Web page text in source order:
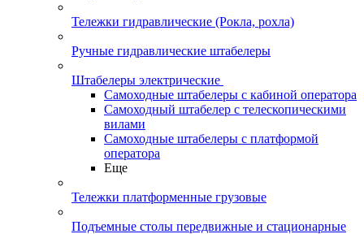
Тележки гидравлические (Рокла, рохла)
Ручные гидравлические штабелеры
Штабелеры электрические
Самоходные штабелеры с кабиной оператора
Самоходный штабелер с телескопическими
вилами
Самоходные штабелеры с платформой
оператора
Еще
Тележки платформенные грузовые
Подъемные столы передвижные и стационарные